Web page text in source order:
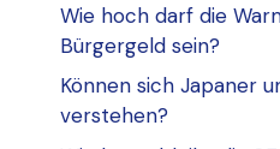
Wie hoch darf die
Bürgergeld sein?
Können sich Japaner
verstehen?